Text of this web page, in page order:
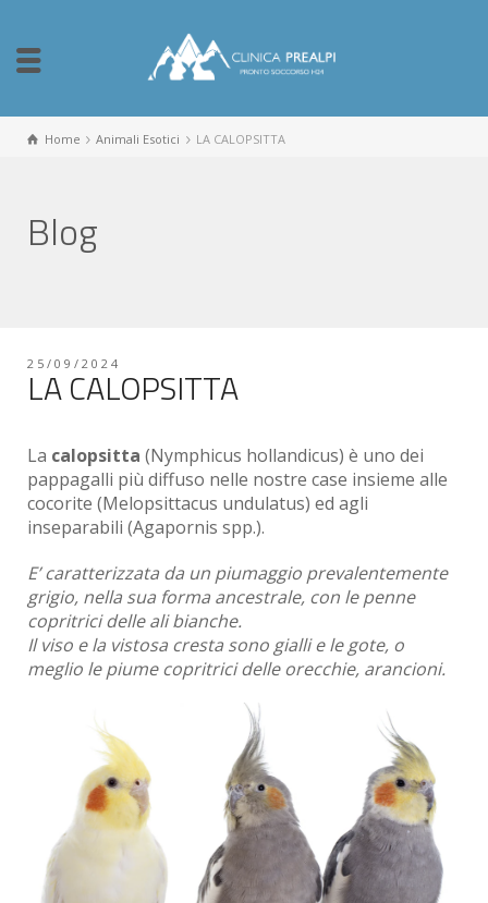
Home Animali Esotici LA CALOPSITTA
Blog
25/09/2024
LA CALOPSITTA
La calopsitta (Nymphicus hollandicus) è uno dei
pappagalli più diffuso nelle nostre case insieme alle
cocorite (Melopsittacus undulatus) ed agli
inseparabili (Agapornis spp.).
E’ caratterizzata da un piumaggio prevalentemente
grigio, nella sua forma ancestrale, con le penne
copritrici delle ali bianche.
Il viso e la vistosa cresta sono gialli e le gote, o
meglio le piume copritrici delle orecchie, arancioni.